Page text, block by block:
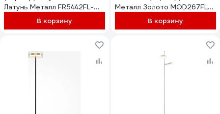
Латунь Металл FR5442FL-
В корзину
Металл Золото MOD267FL-
В корзину